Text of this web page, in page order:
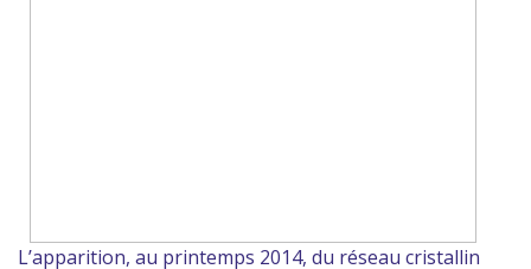
L’apparition, au printemps 2014, du réseau cristallin